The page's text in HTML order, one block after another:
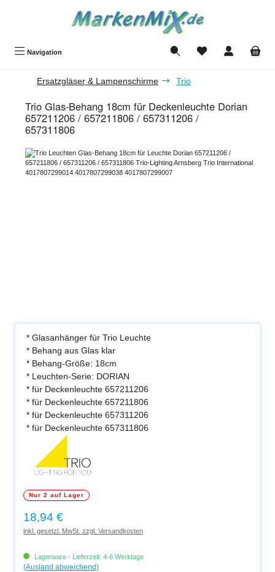
Navigation Du hast 0 Produkte
Ersatzgläser & Lampenschirme Trio
Trio Glas-Behang 18cm für Deckenleuchte Dorian
657211206 / 657211806 / 657311206 /
657311806
Bildergalerie überspringen
* Glasanhänger für Trio Leuchte
* Behang aus Glas klar
* Behang-Größe: 18cm
* Leuchten-Serie: DORIAN
* für Deckenleuchte 657211206
* für Deckenleuchte 657211806
* für Deckenleuchte 657311206
* für Deckenleuchte 657311806
Nur 2 auf Lager
Regulärer Preis:
18,94 €
inkl. gesetzl. MwSt. zzgl. Versandkosten
Lagerware - Lieferzeit: 4-6 Werktage
(Ausland abweichend)